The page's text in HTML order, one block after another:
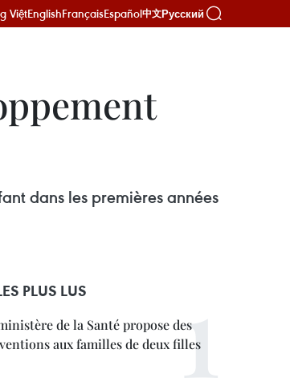
ViệtEnglishFrançaisEspañol中文Русский
dans les premières années
PLUS LUS
de la Santé propose des
aux familles de deux filles